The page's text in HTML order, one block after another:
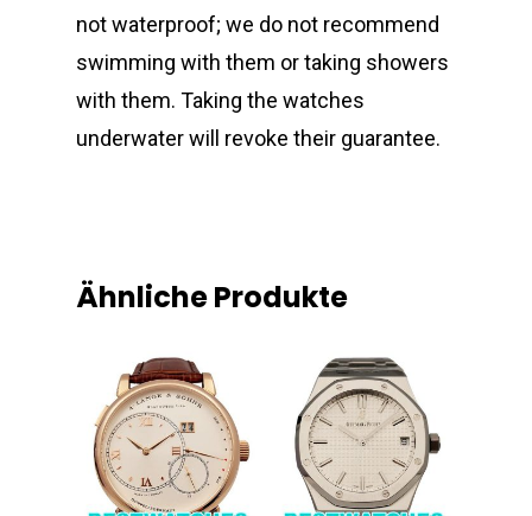
not waterproof; we do not recommend
swimming with them or taking showers
with them. Taking the watches
underwater will revoke their guarantee.
Ähnliche Produkte